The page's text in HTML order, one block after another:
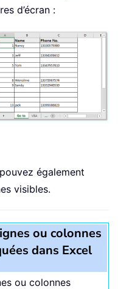
d’écran :
également
visibles.
ou colonnes
dans Excel
ou colonnes